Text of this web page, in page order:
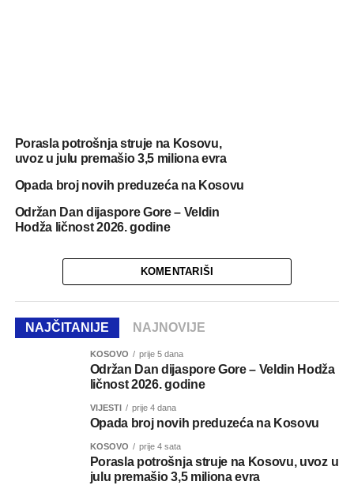
Porasla potrošnja struje na Kosovu,
uvoz u julu premašio 3,5 miliona evra
Opada broj novih preduzeća na Kosovu
Održan Dan dijaspore Gore – Veldin
Hodža ličnost 2026. godine
KOMENTARIŠI
NAJČITANIJE NAJNOVIJE
KOSOVO prije 5 dana
Održan Dan dijaspore Gore – Veldin Hodža
ličnost 2026. godine
VIJESTI prije 4 dana
Opada broj novih preduzeća na Kosovu
KOSOVO prije 4 sata
Porasla potrošnja struje na Kosovu, uvoz u
julu premašio 3,5 miliona evra